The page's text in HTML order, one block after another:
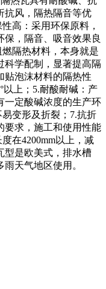
抗风，隔热隔音等优
高：采用环保原料，
，隔音、吸音效果良
隔热材料，本身就是
科学配制，显著提高隔
贴泡沫材料的隔热性
以上；5.耐酸耐碱：产
一定酸碱浓度的生产环
变形及折裂；7.抗折
要求，施工和使用性能
在4200mm以上，减
型是欧美式，排水槽
天气地区使用。